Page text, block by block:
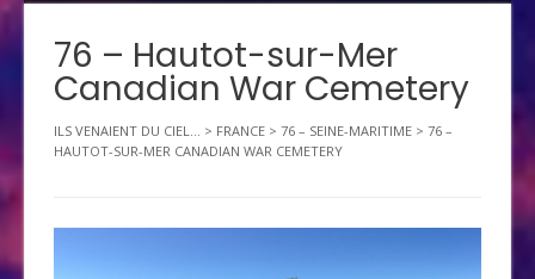
76 – Hautot-sur-Mer
Canadian War Cemetery
ILS VENAIENT DU CIEL... > FRANCE > 76 – SEINE-MARITIME > 76 –
HAUTOT-SUR-MER CANADIAN WAR CEMETERY